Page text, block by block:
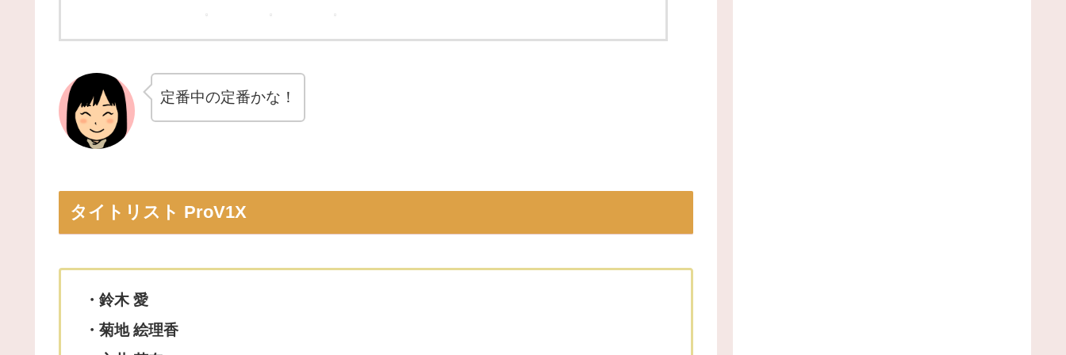
定番中の定番かな！
タイトリスト ProV1X
・鈴木 愛
・菊地 絵理香